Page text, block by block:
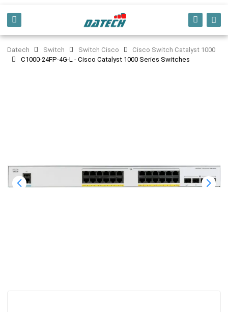
Datech Switch Switch Cisco
Cisco Switch Catalyst 1000
C1000-24FP-4G-L - Cisco Catalyst 1000 Series Switches